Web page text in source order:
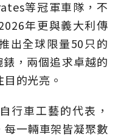
等冠軍車隊，不
年更與義大利傳
出全球限量50只的
，兩個追求卓越的
的光亮。
行車工藝的代表，
一輛車架皆凝聚數